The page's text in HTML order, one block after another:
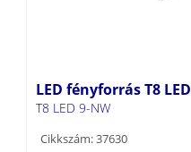
LED fényforrás T8 LED
T8 LED 9-NW
Cikkszám: 37630